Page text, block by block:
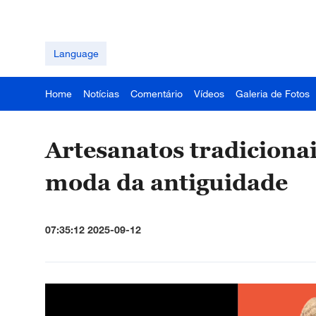
Language
Home Notícias Comentário Vídeos Galeria de Fotos
Artesanatos
moda da antiguidade
07:35:12 2025-09-12